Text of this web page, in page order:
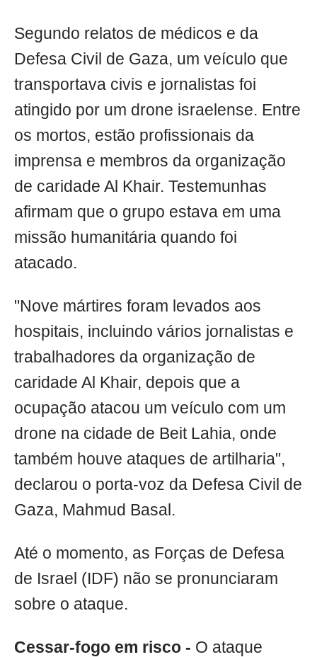
Segundo relatos de médicos e da
Defesa Civil de Gaza, um veículo que
transportava civis e jornalistas foi
atingido por um drone israelense. Entre
os mortos, estão profissionais da
imprensa e membros da organização
de caridade Al Khair. Testemunhas
afirmam que o grupo estava em uma
missão humanitária quando foi
atacado.
"Nove mártires foram levados aos
hospitais, incluindo vários jornalistas e
trabalhadores da organização de
caridade Al Khair, depois que a
ocupação atacou um veículo com um
drone na cidade de Beit Lahia, onde
também houve ataques de artilharia",
declarou o porta-voz da Defesa Civil de
Gaza, Mahmud Basal.
Até o momento, as Forças de Defesa
de Israel (IDF) não se pronunciaram
sobre o ataque.
Cessar-fogo em risco - O ataque